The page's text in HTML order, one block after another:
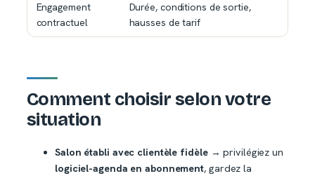
Engagement
contractuel
Durée, conditions de sortie,
hausses de tarif
Comment choisir selon votre
situation
Salon établi avec clientèle fidèle→ privilégiez un
logiciel-agenda en abonnement, gardez la